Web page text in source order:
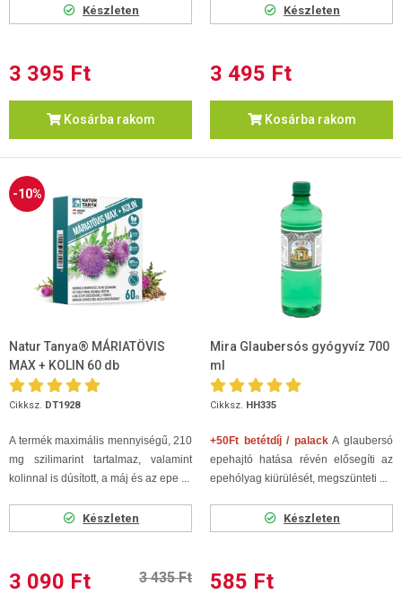
Készleten
3 395 Ft
Kosárba rakom
Készleten
3 495 Ft
Kosárba rakom
-10%
Natur Tanya® MÁRIATÖVIS
MAX + KOLIN 60 db
Cikksz. DT1928
A termék maximális mennyiségű, 210
mg szilimarint tartalmaz, valamint
kolinnal is dúsított, a máj és az epe ...
Készleten
3 090 Ft 3 435 Ft
Mira Glaubersós gyógyvíz 700
ml
Cikksz. HH335
+50Ft betétdíj / palackA glaubersó
epehajtó hatása révén elősegíti az
epehólyag kiürülését, megszünteti ...
Készleten
585 Ft